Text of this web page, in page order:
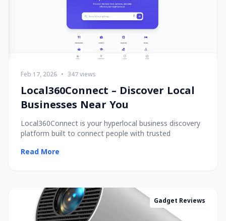
Feb 17, 2026 • 347 views
Local360Connect – Discover Local
Businesses Near You
Local360Connect is your hyperlocal business discovery
platform built to connect people with trusted
Read More
Gadget Reviews